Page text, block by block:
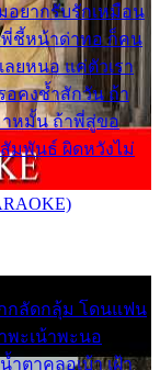
อยากรับรักเหมือน
ชี้หน้าด่าทอ ก็คน
ยหนอ แค่ตัวเรา
คงช้ำสักวัน ถ้า
าหมั้น ถ้าพี่สู่ขอ
มพันธ์ ผิดหวังไม่
กลัดกลุ้ม โดนแฟน
พะเน้าพะนอ
ำตาคลอเบ้า เฝ้า